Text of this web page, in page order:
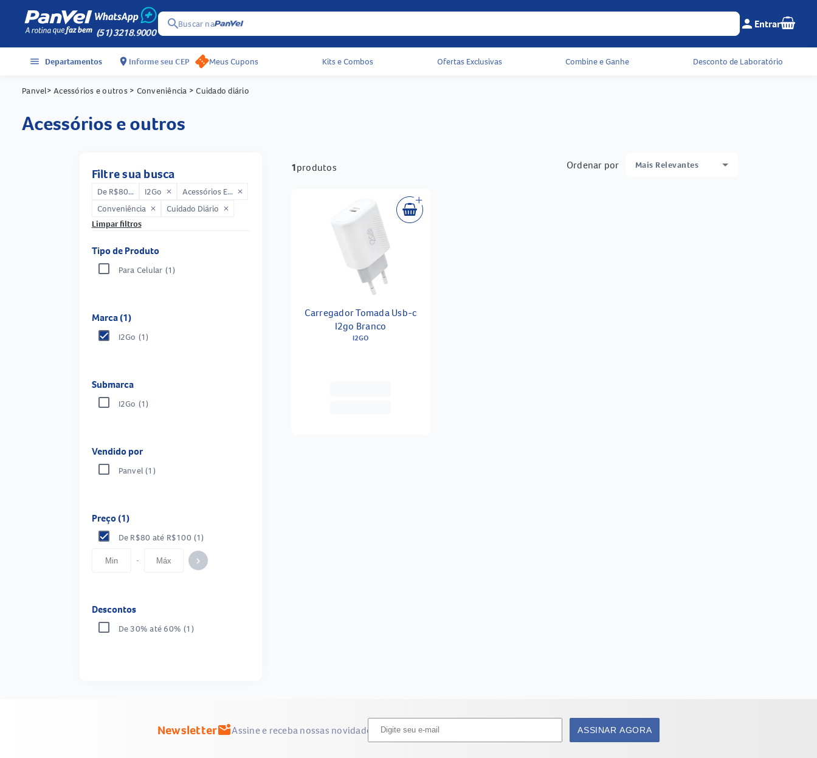
(51) 3218.9000
searchBuscar na Menu do cliente e
person Entrar Seu
Acessos rápidos do cabeçalho
menu Departamentos location_on Informe seu CEP Meus Cupons Kits e Combos Ofertas Exclusivas Combine e Ganhe Desconto de Laboratório
Panvel> Acessórios e outros> Conveniência > Cuidado diário
acessórios e outros
Filtre sua busca
De R$80... I2Go close Acessórios E... close
Conveniência close Cuidado Diário close
Limpar filtros
Tipo de Produto
Para Celular (1)
Marca (1)
I2Go (1)
Submarca
I2Go (1)
Vendido por
Panvel (1)
Preço (1)
De R$80 até R$100 (1)
- keyboard_arrow_right
Descontos
De 30% até 60% (1)
1produtos Ordenar por Mais Relevantes
Carregador Tomada Usb-c
I2go Branco
I2GO
Newslettermark_email_unreadAssine e receba nossas novidades ASSINAR AGORA